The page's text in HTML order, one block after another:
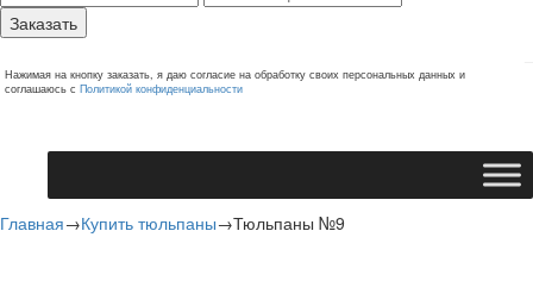
Заказать
Нажимая на кнопку заказать, я даю согласие на обработку своих персональных данных и
соглашаюсь с Политикой конфиденциальности
Главная→Купить тюльпаны→Тюльпаны №9